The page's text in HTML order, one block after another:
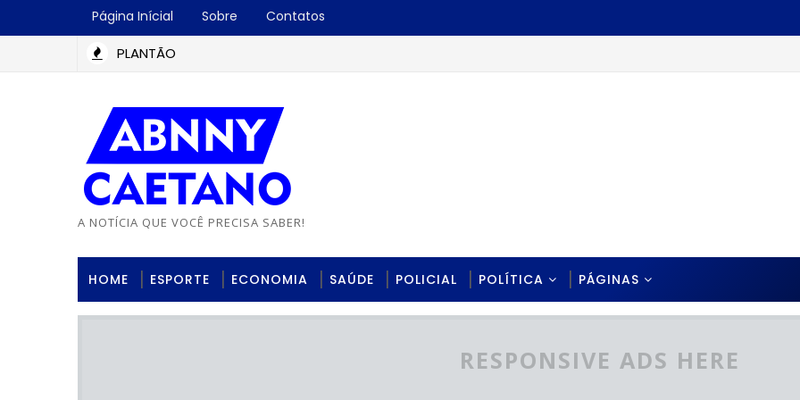
Página Inícial Sobre Contatos
PLANTÃO
A NOTÍCIA QUE VOCÊ PRECISA SABER!
HOME ESPORTE ECONOMIA SAÚDE POLICIAL POLÍTICA PÁGINAS
RESPONSIVE ADS HERE